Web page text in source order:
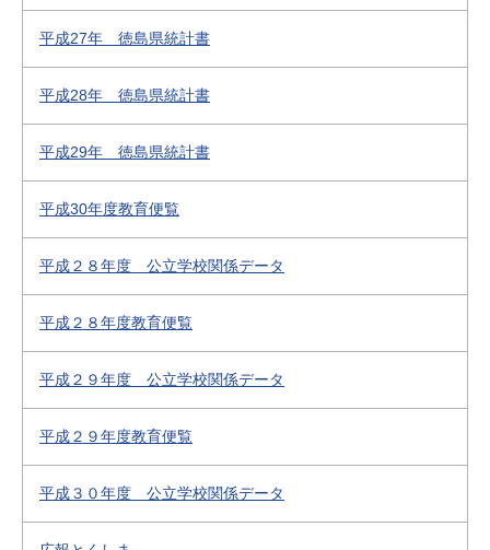
平成27年 徳島県統計書
平成28年 徳島県統計書
平成29年 徳島県統計書
平成30年度教育便覧
平成２８年度 公立学校関係データ
平成２８年度教育便覧
平成２９年度 公立学校関係データ
平成２９年度教育便覧
平成３０年度 公立学校関係データ